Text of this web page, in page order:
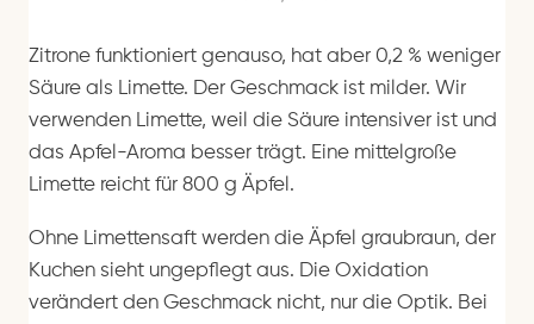
Zitrone funktioniert genauso, hat aber 0,2 % weniger
Säure als Limette. Der Geschmack ist milder. Wir
verwenden Limette, weil die Säure intensiver ist und
das Apfel-Aroma besser trägt. Eine mittelgroße
Limette reicht für 800 g Äpfel.
Ohne Limettensaft werden die Äpfel graubraun, der
Kuchen sieht ungepflegt aus. Die Oxidation
verändert den Geschmack nicht, nur die Optik. Bei